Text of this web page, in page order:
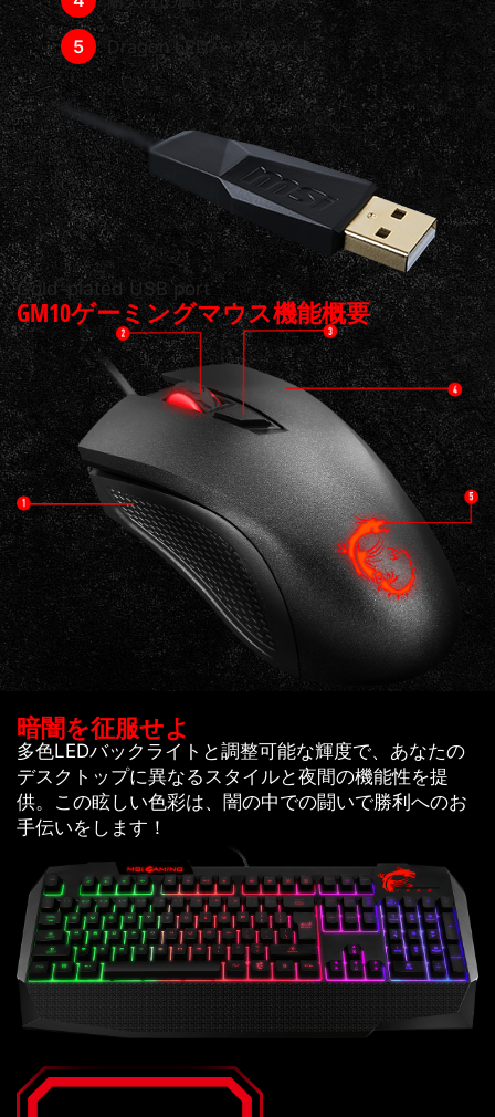
Dragon LEDバックライト
Gold-plated USB port
GM10ゲーミングマウス機能概要
暗闇を征服せよ
多色LEDバックライトと調整可能な輝度で、あなたの
デスクトップに異なるスタイルと夜間の機能性を提
供。この眩しい色彩は、闇の中での闘いで勝利へのお
手伝いをします！